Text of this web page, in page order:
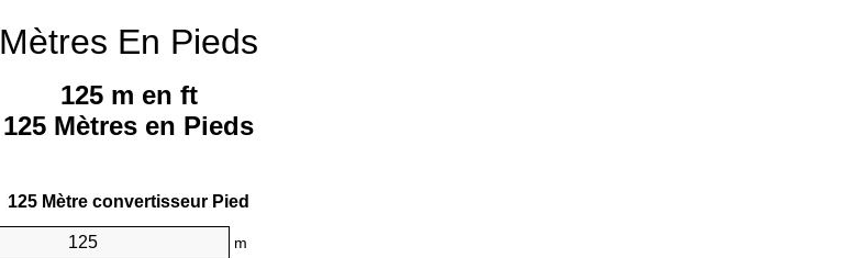
Mètres En Pieds
125 m en ft
125 Mètres en Pieds
125 Mètre convertisseur Pied
m